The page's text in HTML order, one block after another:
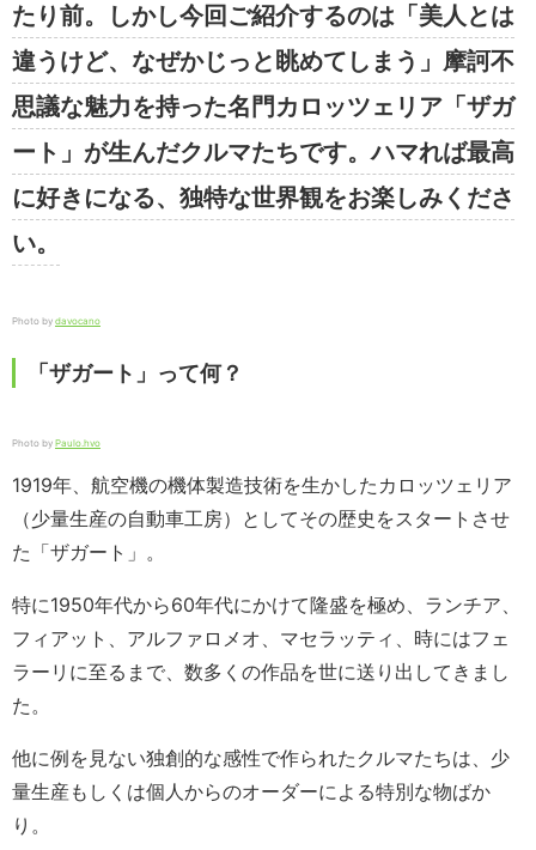
たり前。しかし今回ご紹介するのは「美人とは
違うけど、なぜかじっと眺めてしまう」摩訶不
思議な魅力を持った名門カロッツェリア「ザガ
ート」が生んだクルマたちです。ハマれば最高
に好きになる、独特な世界観をお楽しみくださ
い。
Photo by davocano
「ザガート」って何？
Photo by Paulo.hvo
1919年、航空機の機体製造技術を生かしたカロッツェリア
（少量生産の自動車工房）としてその歴史をスタートさせ
た「ザガート」。
特に1950年代から60年代にかけて隆盛を極め、ランチア、
フィアット、アルファロメオ、マセラッティ、時にはフェ
ラーリに至るまで、数多くの作品を世に送り出してきまし
た。
他に例を見ない独創的な感性で作られたクルマたちは、少
量生産もしくは個人からのオーダーによる特別な物ばか
り。